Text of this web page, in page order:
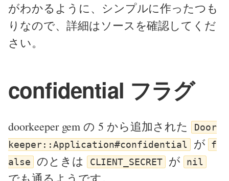
がわかるように、シンプルに作ったつも
りなので、詳細はソースを確認してくだ
さい。
confidential フラグ
doorkeeper gem の 5 から追加された
Door
keeper::Application#confidential が f
alse のときは CLIENT_SECRET が nil